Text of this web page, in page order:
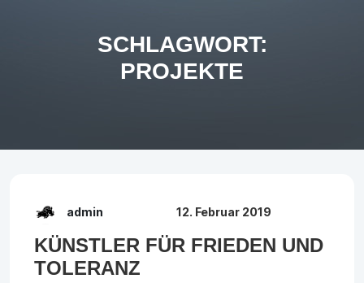
SCHLAGWORT:
PROJEKTE
admin 12. Februar 2019
KÜNSTLER FÜR FRIEDEN UND
TOLERANZ